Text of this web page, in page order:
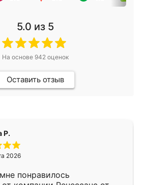
5.0 из 5
На основе 942оценок
Оставить отзыв
Р.
2026
понравилось